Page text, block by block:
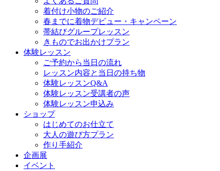
着付け小物のご紹介
春までに着物デビュー・キャンペーン
帯結びグループレッスン
きものでお出かけプラン
体験レッスン
ご予約から当日の流れ
レッスン内容と当日の持ち物
体験レッスンQ&A
体験レッスン受講者の声
体験レッスン申込み
ショップ
はじめてのお仕立て
大人の遊び方プラン
作り手紹介
企画展
イベント